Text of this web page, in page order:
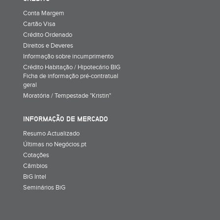
Conta Margem
Cartão Visa
Crédito Ordenado
Direitos e Deveres
Informação sobre incumprimento
Crédito Habitação / Hipotecário BIG
Ficha de informação pré-contratual
geral
Moratória / Tempestade "Kristin"
INFORMAÇÃO DE MERCADO
Resumo Actualizado
Últimas no Negócios.pt
Cotações
Câmbios
BiG Intel
Seminários BiG